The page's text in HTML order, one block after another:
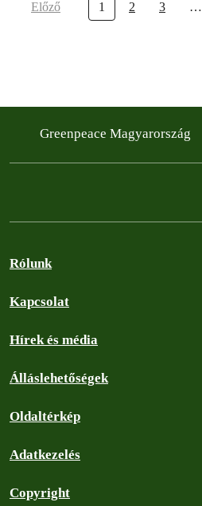
Előző 1 2 3 …
Greenpeace Magyarország
Rólunk
Kapcsolat
Hírek és média
Álláslehetőségek
Oldaltérkép
Adatkezelés
Copyright